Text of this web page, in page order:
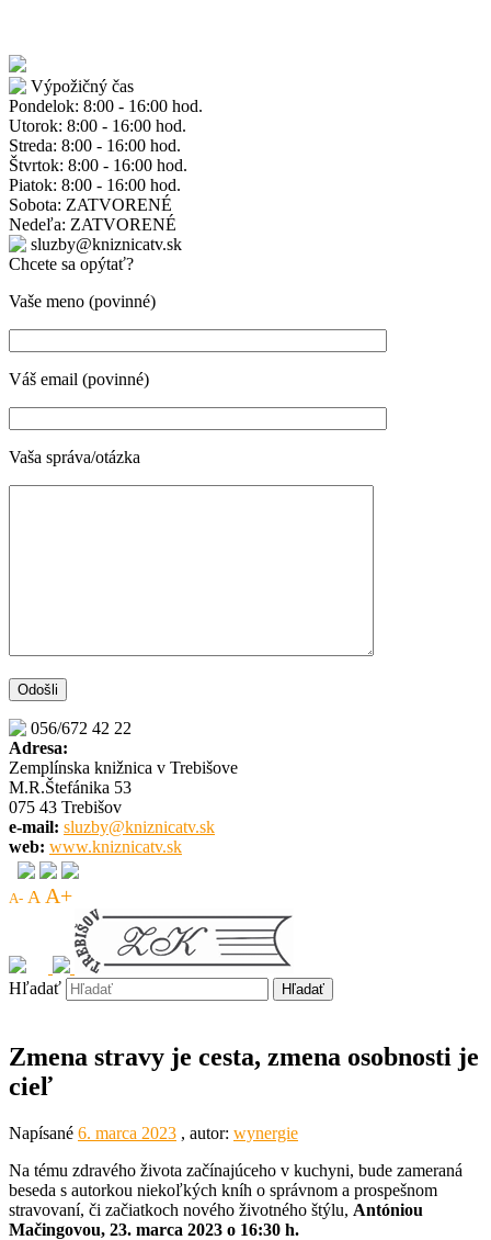
Výpožičný čas
Pondelok: 8:00 - 16:00 hod.
Utorok: 8:00 - 16:00 hod.
Streda: 8:00 - 16:00 hod.
Štvrtok: 8:00 - 16:00 hod.
Piatok: 8:00 - 16:00 hod.
Sobota: ZATVORENÉ
Nedeľa: ZATVORENÉ
sluzby@kniznicatv.sk
Chcete sa opýtať?
Vaše meno (povinné)
Váš email (povinné)
Vaša správa/otázka
056/672 42 22
Adresa:
Zemplínska knižnica v Trebišove
M.R.Štefánika 53
075 43 Trebišov
e-mail: sluzby@kniznicatv.sk
web: www.kniznicatv.sk
A- A A+
Hľadať
Zmena stravy je cesta, zmena osobnosti je
cieľ
Napísané 6. marca 2023 , autor: wynergie
Na tému zdravého života začínajúceho v kuchyni, bude zameraná
beseda s autorkou niekoľkých kníh o správnom a prospešnom
stravovaní, či začiatkoch nového životného štýlu, Antóniou
Mačingovou, 23. marca 2023 o 16:30 h.